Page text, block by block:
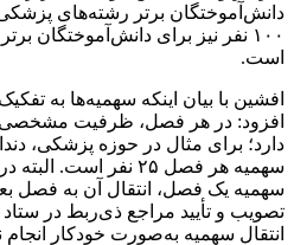
دانش‌آموختگان برتر رشته‌های
۱۰۰ نفر نیز برای دانش‌آموختگان
است.
افشین با بیان اینکه سهمیه‌ها به
افزود: در هر فصل، ظرفیت مشخصی
دارد؛ برای مثال در حوزه پزشکی،
سهمیه هر فصل ۲۵ نفر
سهمیه یک فصل، انتقال آن به فصل
تصویب و تأیید مراجع ذی‌ربط در
انتقال سهمیه به‌صورت خودکار